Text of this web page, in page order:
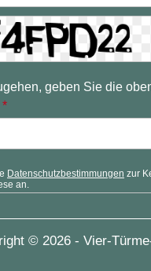
geben Sie die
*
Datenschutzbestimmungen zur
an.
© 2026 - Vier-